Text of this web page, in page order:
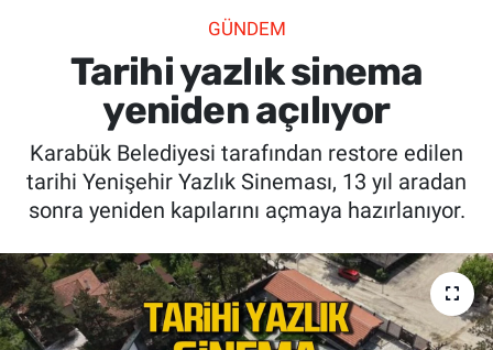
GÜNDEM
Tarihi yazlık sinema
yeniden açılıyor
Karabük Belediyesi tarafından restore edilen
tarihi Yenişehir Yazlık Sineması, 13 yıl aradan
sonra yeniden kapılarını açmaya hazırlanıyor.
SAĞLIK